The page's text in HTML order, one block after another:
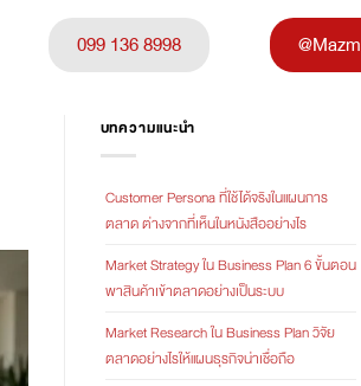
099 136 8998
บทความแนะนำ
Customer Persona ที่ใช้ได้จริงในแผนการ
ตลาด ต่างจากที่เห็นในหนังสืออย่างไร
Market Strategy ใน Business Plan 6 ขั้นตอน
พาสินค้าเข้าตลาดอย่างเป็นระบบ
Market Research ใน Business Plan วิจัย
ตลาดอย่างไรให้แผนธุรกิจน่าเชื่อถือ